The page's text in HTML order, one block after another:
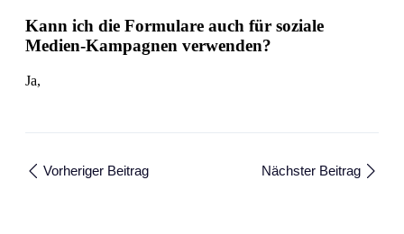
Kann ich die Formulare auch für soziale
Medien-Kampagnen verwenden?
Ja,
Vorheriger Beitrag Nächster Beitrag